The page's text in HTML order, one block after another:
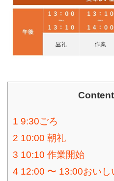
1 9:30ごろ
2 10:00 朝礼
3 10:10 作業開始
4 12:00 〜 13:00おいし